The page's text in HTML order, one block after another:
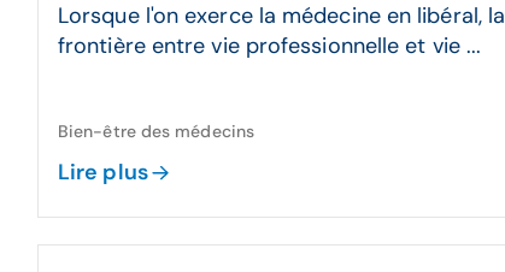
Lorsque l'on exerce la médecine en libéral, la
frontière entre vie professionnelle et vie ...
Bien-être des médecins
Lire plus